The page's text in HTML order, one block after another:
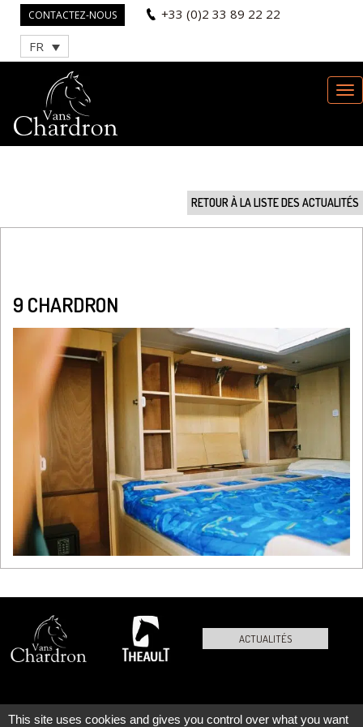
CONTACTEZ-NOUS +33 (0)2 33 89 22 22
FR
RETOUR À LA LISTE DES ACTUALITÉS
9 CHARDRON
ACTUALITÉS
This site uses cookies and gives you control over what you want